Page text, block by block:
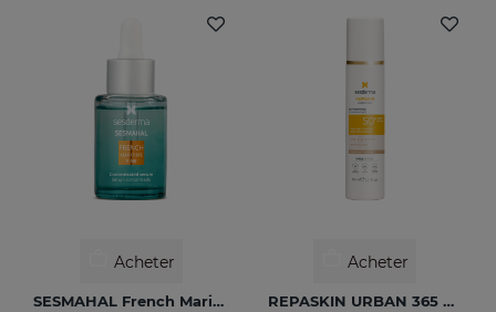
Acheter
SESMAHAL French Maritime Pine
Acheter
REPASKIN URBAN 365 Depigmenting SPF50+